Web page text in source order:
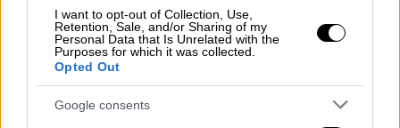
I want to opt-out of Collection, Use,
Retention, Sale, and/or Sharing of my
Personal Data that Is Unrelated with the
Purposes for which it was collected.
Opted Out
Google consents
με τις Αρχές, εκφράζοντας ανησυχία για
έντονες φωνές που άκουγε στη γειτονιά
Δεδομένου όμως ότι δεν μπόρεσε να
συνδέσει τις φωνές με συγκεκριμένο
διαμέρισμα, η Αστυνομία δεν προέβη σε